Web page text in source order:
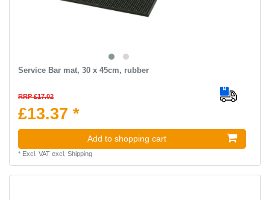
Service Bar mat, 30 x 45cm, rubber
RRP £17.02
£13.37 *
Add to shopping cart
* Excl. VATexcl. Shipping